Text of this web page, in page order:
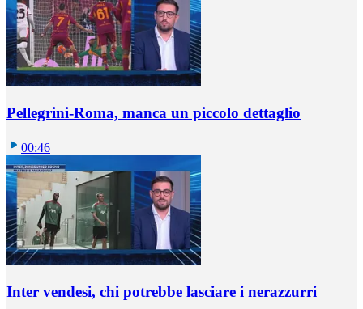
Pellegrini-Roma, manca un piccolo dettaglio
00:46
Inter vendesi, chi potrebbe lasciare i nerazzurri